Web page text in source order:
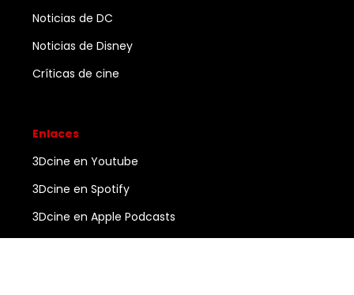
Noticias de DC
Noticias de Disney
Críticas de cine
Enlaces
3Dcine en Youtube
3Dcine en Spotify
3Dcine en Apple Podcasts